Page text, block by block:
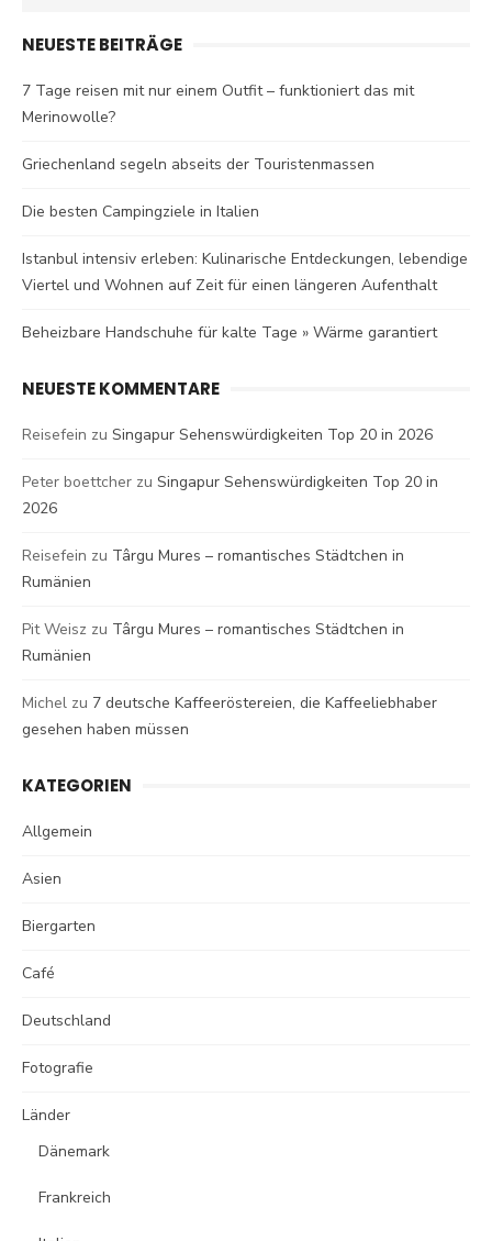
NEUESTE BEITRÄGE
7 Tage reisen mit nur einem Outfit – funktioniert das mit
Merinowolle?
Griechenland segeln abseits der Touristenmassen
Die besten Campingziele in Italien
Istanbul intensiv erleben: Kulinarische Entdeckungen, lebendige
Viertel und Wohnen auf Zeit für einen längeren Aufenthalt
Beheizbare Handschuhe für kalte Tage » Wärme garantiert
NEUESTE KOMMENTARE
Reisefein zu Singapur Sehenswürdigkeiten Top 20 in 2026
Peter boettcher zu Singapur Sehenswürdigkeiten Top 20 in
2026
Reisefein zu Târgu Mures – romantisches Städtchen in
Rumänien
Pit Weisz zu Târgu Mures – romantisches Städtchen in
Rumänien
Michel zu 7 deutsche Kaffeeröstereien, die Kaffeeliebhaber
gesehen haben müssen
KATEGORIEN
Allgemein
Asien
Biergarten
Café
Deutschland
Fotografie
Länder
Dänemark
Frankreich